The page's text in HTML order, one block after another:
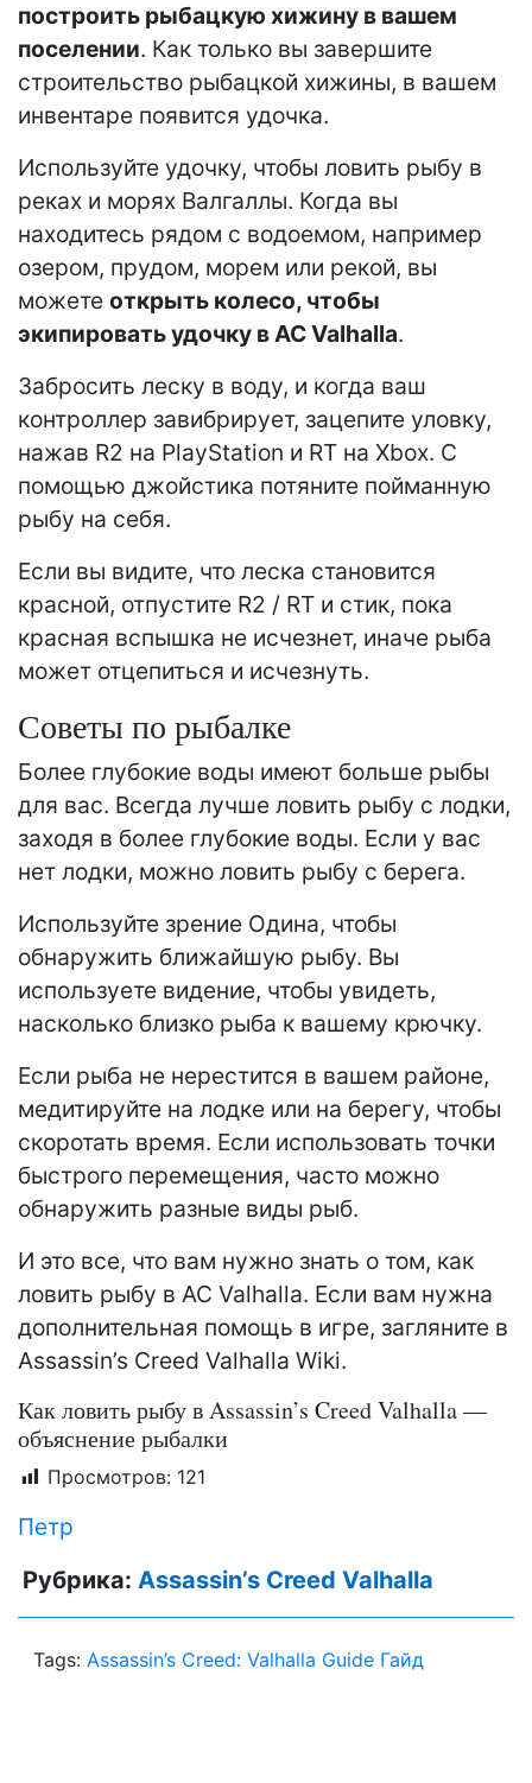
построить рыбацкую хижину в вашем
поселении. Как только вы завершите
строительство рыбацкой хижины, в вашем
инвентаре появится удочка.
Используйте удочку, чтобы ловить рыбу в
реках и морях Валгаллы. Когда вы
находитесь рядом с водоемом, например
озером, прудом, морем или рекой, вы
можете открыть колесо, чтобы
экипировать удочку в AC Valhalla.
Забросить леску в воду, и когда ваш
контроллер завибрирует, зацепите уловку,
нажав R2 на PlayStation и RT на Xbox. С
помощью джойстика потяните пойманную
рыбу на себя.
Если вы видите, что леска становится
красной, отпустите R2 / RT и стик, пока
красная вспышка не исчезнет, ​​иначе рыба
может отцепиться и исчезнуть.
Советы по рыбалке
Более глубокие воды имеют больше рыбы
для вас. Всегда лучше ловить рыбу с лодки,
заходя в более глубокие воды. Если у вас
нет лодки, можно ловить рыбу с берега.
Используйте зрение Одина, чтобы
обнаружить ближайшую рыбу. Вы
используете видение, чтобы увидеть,
насколько близко рыба к вашему крючку.
Если рыба не нерестится в вашем районе,
медитируйте на лодке или на берегу, чтобы
скоротать время. Если использовать точки
быстрого перемещения, часто можно
обнаружить разные виды рыб.
И это все, что вам нужно знать о том, как
ловить рыбу в AC Valhalla. Если вам нужна
дополнительная помощь в игре, загляните в
Assassin’s Creed Valhalla Wiki.
Как ловить рыбу в Assassin’s Creed Valhalla —
объяснение рыбалки
Просмотров: 121
Петр
Рубрика: Assassin’s Creed Valhalla
Tags: Assassin’s Creed: Valhalla Guide Гайд